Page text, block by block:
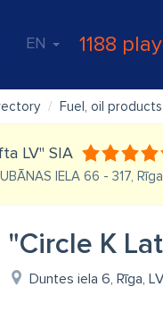
EN 1188 play
Fuel, oil products
LV" SIA
IELA 66 - 317,
"Circle K
Duntes iela 6, Rīga,